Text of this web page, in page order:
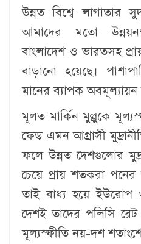
উন্নত বিশ্বে লাগাতার
আমাদের মতো
বাংলাদেশ ও ভারতসহ
বাড়ানো হয়েছে।
মানের ব্যাপক
মূলত মার্কিন মুল্লুকে
ফেড এমন আগ্রাসী
ফলে উন্নত দেশগুলোর
চেয়ে প্রায় শতকরা
তাই বাধ্য হয়ে ইউরোপ
দেশই তাদের পলিসি রেট
মূল্যস্ফীতি নয়-দশ